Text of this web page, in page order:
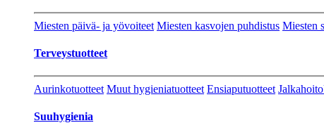
Miesten päivä- ja yövoiteet Miesten kasvojen puhdistus Miesten
Terveystuotteet
Aurinkotuotteet Muut hygieniatuotteet Ensiaputuotteet Jalkahoito
Suuhygienia